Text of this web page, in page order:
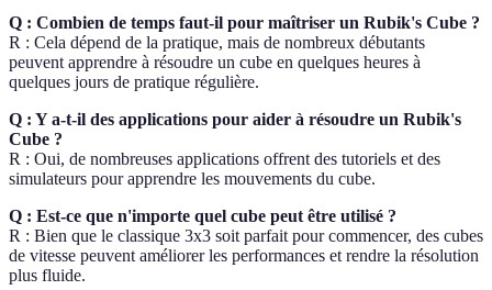
Q : Combien de temps faut-il pour maîtriser un Rubik's Cube ?
R : Cela dépend de la pratique, mais de nombreux débutants
peuvent apprendre à résoudre un cube en quelques heures à
quelques jours de pratique régulière.
Q : Y a-t-il des applications pour aider à résoudre un Rubik's
Cube ?
R : Oui, de nombreuses applications offrent des tutoriels et des
simulateurs pour apprendre les mouvements du cube.
Q : Est-ce que n'importe quel cube peut être utilisé ?
R : Bien que le classique 3x3 soit parfait pour commencer, des cubes
de vitesse peuvent améliorer les performances et rendre la résolution
plus fluide.